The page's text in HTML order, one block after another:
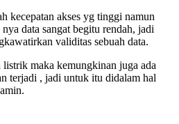
kecepatan akses yg tinggi namun
data sangat begitu rendah, jadi
validitas sebuah data.
listrik maka kemungkinan juga ada
terjadi , jadi untuk itu didalam hal